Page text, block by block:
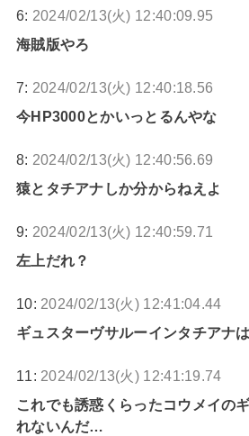
6: 2024/02/13(火) 12:40:09.95
海賊版やろ
7: 2024/02/13(火) 12:40:18.56
今HP3000とかいっとるんやな
8: 2024/02/13(火) 12:40:56.69
猿とタチアナしか分からねえよ
9: 2024/02/13(火) 12:40:59.71
左上だれ？
10: 2024/02/13(火) 12:41:04.44
ギュスターヴサルーインタチアナ
11: 2024/02/13(火) 12:41:19.74
これでも誘惑くらったコウメイの
れないんだ…